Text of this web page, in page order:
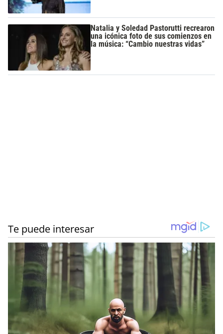
Natalia y Soledad Pastorutti recrearon
una icónica foto de sus comienzos en
la música: “Cambio nuestras vidas”